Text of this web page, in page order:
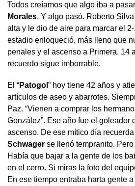
Todos creíamos que algo iba a
Morales. Y algo pasó. Roberto
alta y le dio de aire para marcar el
estadio enloqueció, más lleno que
penales y el ascenso a Primera. 14
recuerdo sigue imborrable.
El “Patogol ” hoy tiene 42 años y
artículos de aseo y abarrotes.
Paz. “Vienen a comprar los
González”. Ese año fue el goleador
ascenso. De ese mítico día recuerda
Schwager se llenó tempranito.
Había que bajar a la gente de los
en el cerro. Si miras la foto del
En ese tiempo entraba harta gente